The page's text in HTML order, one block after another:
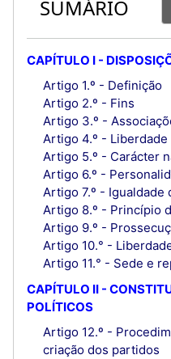
SUMÁRIO
CAPÍTULO I -
Artigo 1.º - Definição
Artigo 2.º - Fins
Artigo 3.º -
Artigo 4.º -
Artigo 5.º - Carácter
Artigo 6.º -
Artigo 7.º - Igualdade
Artigo 8.º - Princípio
Artigo 9.º -
Artigo 10.° -
Artigo 11.° - Sede e
CAPÍTULO II -
POLÍTICOS
Artigo 12.º -
criação dos partidos